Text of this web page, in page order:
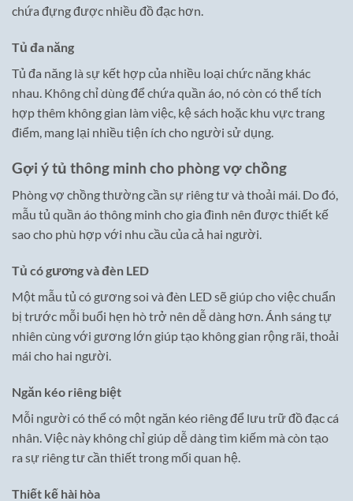
chứa đựng được nhiều đồ đạc hơn.
Tủ đa năng
Tủ đa năng là sự kết hợp của nhiều loại chức năng khác
nhau. Không chỉ dùng để chứa quần áo, nó còn có thể tích
hợp thêm không gian làm việc, kệ sách hoặc khu vực trang
điểm, mang lại nhiều tiện ích cho người sử dụng.
Gợi ý tủ thông minh cho phòng vợ chồng
Phòng vợ chồng thường cần sự riêng tư và thoải mái. Do đó,
mẫu tủ quần áo thông minh cho gia đình nên được thiết kế
sao cho phù hợp với nhu cầu của cả hai người.
Tủ có gương và đèn LED
Một mẫu tủ có gương soi và đèn LED sẽ giúp cho việc chuẩn
bị trước mỗi buổi hẹn hò trở nên dễ dàng hơn. Ánh sáng tự
nhiên cùng với gương lớn giúp tạo không gian rộng rãi, thoải
mái cho hai người.
Ngăn kéo riêng biệt
Mỗi người có thể có một ngăn kéo riêng để lưu trữ đồ đạc cá
nhân. Việc này không chỉ giúp dễ dàng tìm kiếm mà còn tạo
ra sự riêng tư cần thiết trong mối quan hệ.
Thiết kế hài hòa